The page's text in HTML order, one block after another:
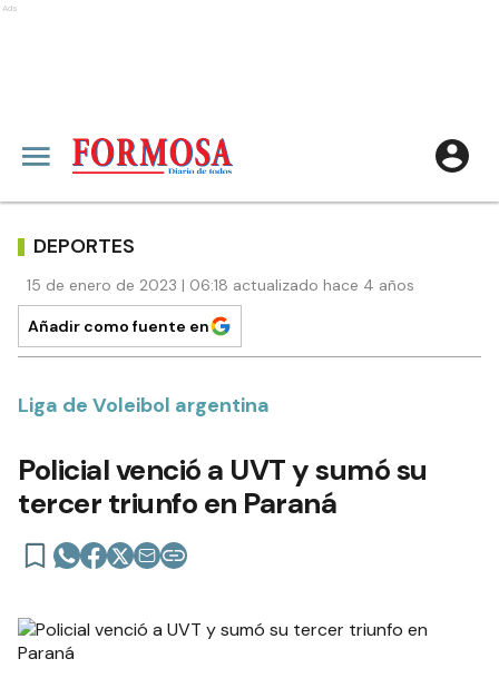
Ads
DEPORTES
15 de enero de 2023 | 06:18 actualizado hace 4 años
Añadir como fuente en
Liga de Voleibol argentina
Policial venció a UVT y sumó su
tercer triunfo en Paraná